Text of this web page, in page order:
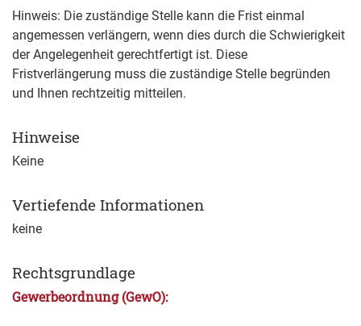
Hinweis: Die zuständige Stelle kann die Frist einmal
angemessen verlängern, wenn dies durch die Schwierigkeit
der Angelegenheit gerechtfertigt ist. Diese
Fristverlängerung muss die zuständige Stelle begründen
und Ihnen rechtzeitig mitteilen.
Hinweise
Keine
Vertiefende Informationen
keine
Rechtsgrundlage
Gewerbeordnung (GewO):